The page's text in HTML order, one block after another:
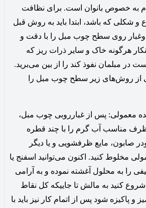
به خصوص بانوان است. برای نظافت
و شکلی که باشد، ابتدا باید به روش قبل
روی سطح چوب مبل را با دقت و
هرگونه خاک و سایر ذرات ریز که
در مبلمان نفوذ کند را از بین می‌برید.
از روش‌های زیر سطح چوب مبل را
معمولی: پس از غبارروبی چوب مبل،
مناسب آب گرم را با چند قطره
صابون، مایع ظرفشویی و یا دیگر
مخلوط کنید. اکنون می‌توانید اسفنج یا
را به محلول آغشته نموده و به آرامی
شروع کنید به مالش تا جاییکه کل نقاط
و پاکیزه شود پس از اتمام کار نیز باید با